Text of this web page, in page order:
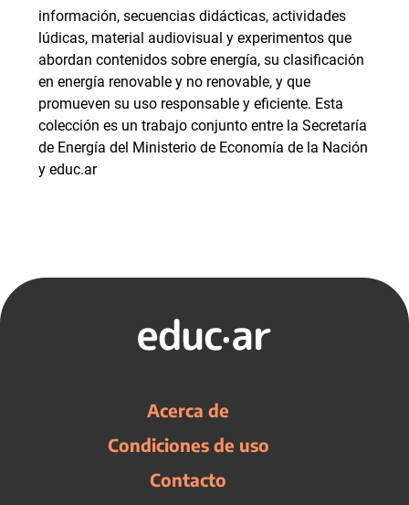
información, secuencias didácticas, actividades
lúdicas, material audiovisual y experimentos que
abordan contenidos sobre energía, su clasificación
en energía renovable y no renovable, y que
promueven su uso responsable y eficiente. Esta
colección es un trabajo conjunto entre la Secretaría
de Energía del Ministerio de Economía de la Nación
y educ.ar
Acerca de
Condiciones de uso
Contacto